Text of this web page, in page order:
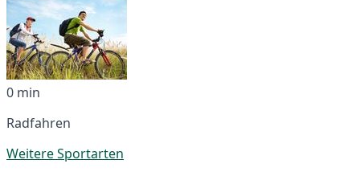
0 min
Radfahren
Weitere Sportarten